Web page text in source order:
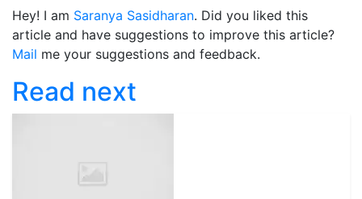
Hey! I am Saranya Sasidharan. Did you liked this
article and have suggestions to improve this article?
Mail me your suggestions and feedback.
Read next